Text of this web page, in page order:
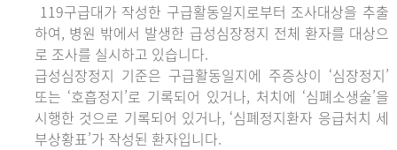
119구급대가 작성한 구급활동일지로부터 조사대상을 추출
하여, 병원 밖에서 발생한 급성심장정지 전체 환자를 대상으
로 조사를 실시하고 있습니다.
급성심장정지 기준은 구급활동일지에 주증상이 ‘심장정지’
또는 ‘호흡정지’로 기록되어 있거나, 처치에 ‘심폐소생술’을
시행한 것으로 기록되어 있거나, ‘심폐정지환자 응급처치 세
부상황표’가 작성된 환자입니다.